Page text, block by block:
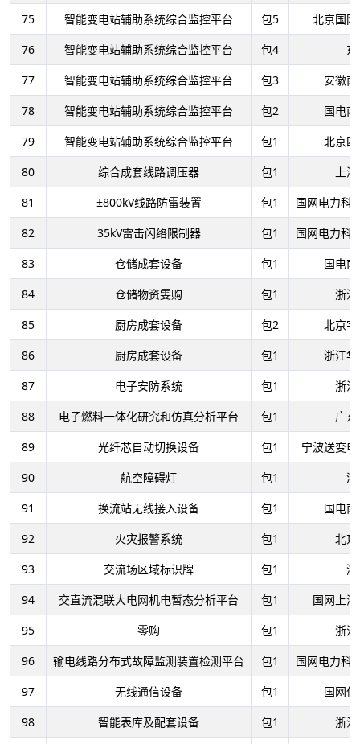
75
智能变电站辅助系统综合监控平台 包5
北京国
76
智能变电站辅助系统综合监控平台 包4
77
智能变电站辅助系统综合监控平台 包3
安徽
78
智能变电站辅助系统综合监控平台 包2
国电
79
智能变电站辅助系统综合监控平台 包1
北京
80
综合成套线路调压器 包1
上
81
±800kV线路防雷装置 包1
国网电力科
82
35kV雷击闪络限制器 包1
国网电力科
83
仓储成套设备 包1
国电
84
仓储物资雯购 包1
浙
85
厨房成套设备 包2
北京
86
厨房成套设备 包1
浙江
87
电子安防系统 包1
浙
88
电子燃料一体化研究和仿真分析平台 包1
广
89
光纤芯自动切换设备 包1
宁波送变
90
航空障碍灯 包1
91
换流站无线接入设备 包1
国电
92
火灾报警系统 包1
北
93
交流场区域标识牌 包1
94
交直流混联大电网机电暂态分析平台 包1
国网上
95
零购 包1
浙
96
输电线路分布式故障监测装置检测平台 包1
国网电力科
97
无线通信设备 包1
国网
98
智能表库及配套设备 包1
浙